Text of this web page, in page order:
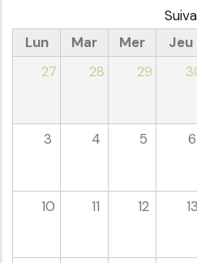
Lun
Mar Mer Jeu
27
28 29
3 4 5 6
10 11 12 13